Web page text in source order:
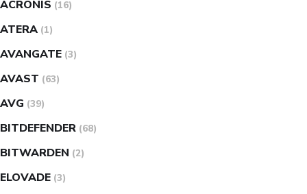
ACRONIS (16)
ATERA (1)
AVANGATE (3)
AVAST (63)
AVG (39)
BITDEFENDER (68)
BITWARDEN (2)
ELOVADE (3)